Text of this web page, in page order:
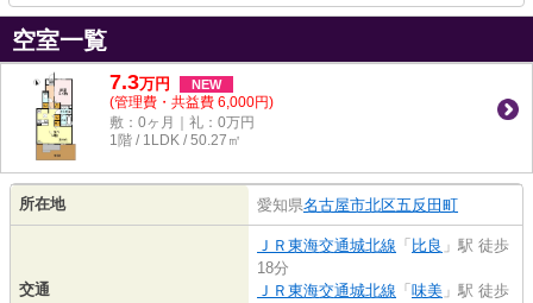
空室一覧
7.3万円 NEW
(管理費・共益費 6,000円)
敷：0ヶ月｜礼：0万円
1階 / 1LDK / 50.27㎡
所在地 愛知県名古屋市北区五反田町
交通
ＪＲ東海交通城北線 「 比良 」駅 徒歩
18分
ＪＲ東海交通城北線 「 味美 」駅 徒歩